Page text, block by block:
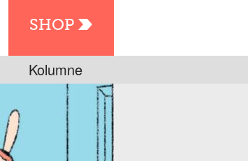
SHOP
Kolumne